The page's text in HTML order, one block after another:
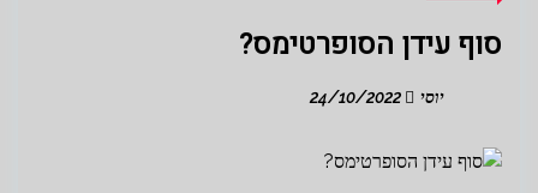
סוף עידן הסופרטימס?
יוסי